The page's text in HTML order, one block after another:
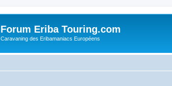
Forum Eriba Touring.com
Caravaning des Eribamaniacs Européens